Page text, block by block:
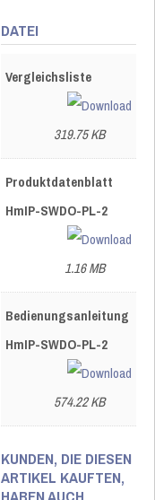
DATEI
Vergleichsliste
319.75 KB
Produktdatenblatt
HmIP-SWDO-PL-2
1.16 MB
Bedienungsanleitung
HmIP-SWDO-PL-2
574.22 KB
KUNDEN, DIE DIESEN
ARTIKEL KAUFTEN,